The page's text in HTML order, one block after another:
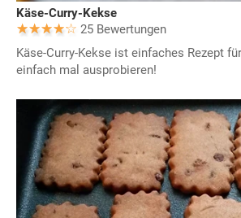
Käse-Curry-Kekse
25 Bewertungen
Käse-Curry-Kekse ist einfaches Rezept
einfach mal ausprobieren!